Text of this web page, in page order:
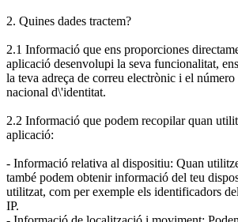
2. Quines dades tractem?
2.1 Informació que ens proporciones
aplicació desenvolupi la seva funcionalitat,
la teva adreça de correu electrònic i el
nacional d\'identitat.
2.2 Informació que podem recopilar quan
aplicació:
- Informació relativa al dispositiu: Quan
també podem obtenir informació del teu
utilitzat, com per exemple els identificadors
IP.